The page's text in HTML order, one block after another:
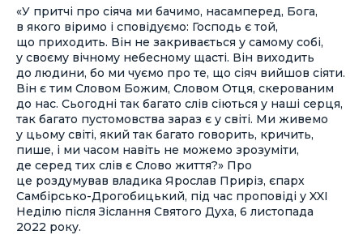
«У притчі про сіяча ми бачимо, насамперед, Бога,
в якого віримо і сповідуємо: Господь є той,
що приходить. Він не закривається у самому собі,
у своєму вічному небесному щасті. Він виходить
до людини, бо ми чуємо про те, що сіяч вийшов сіяти.
Він є тим Словом Божим, Словом Отця, скерованим
до нас. Сьогодні так багато слів сіються у наші серця,
так багато пустомовства зараз є у світі. Ми живемо
у цьому світі, який так багато говорить, кричить,
пише, і ми часом навіть не можемо зрозуміти,
де серед тих слів є Слово життя?» Про
це роздумував владика Ярослав Приріз, єпарх
Самбірсько-Дрогобицький, під час проповіді у XXI
Неділю після Зіслання Святого Духа, 6 листопада
2022 року.